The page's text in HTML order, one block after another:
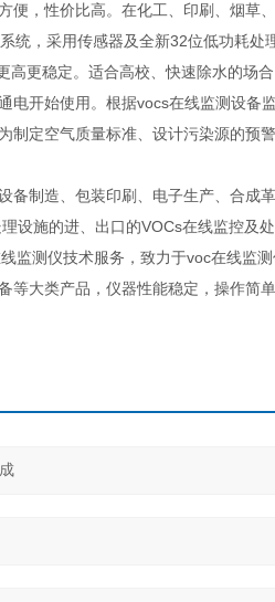
，性价比高。在化工、印刷、烟草
统，采用传感器及全新32位低功耗
更稳定。适合高校、快速除水的场
电开始使用。根据vocs在线监测设备
定空气质量标准、设计污染源的预
备制造、包装印刷、电子生产、合成
设施的进、出口的VOCs在线监控及处
监测仪技术服务，致力于voc在线监
大类产品，仪器性能稳定，操作简